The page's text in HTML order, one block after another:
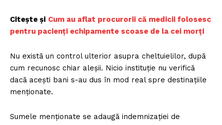
Citește și Cum au aflat procurorii că medicii folosesc
pentru pacienți echipamente scoase de la cei morți
Nu există un control ulterior asupra cheltuielilor, după
cum recunosc chiar aleşii. Nicio instituţie nu verifică
dacă aceşti bani s-au dus în mod real spre destinaţiile
menţionate.
Sumele menţionate se adaugă indemnizaţiei de